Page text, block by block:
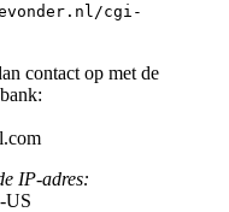
cgi-
contact op met de
IP-adres:
US